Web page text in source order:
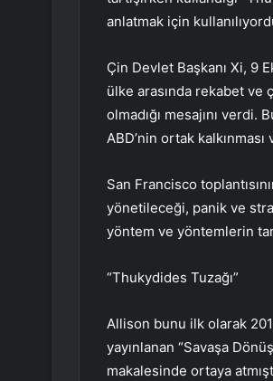
anlatmak için
Çin Devlet Başkanı Xi, 9
ülke arasında rekabet ve
olmadığı mesajını verdi.
ABD’nin ortak
San Francisco
yönetileceği, panik ve
yöntem ve yöntemlerin
“Thukydides Tuzağı”
Allison bunu ilk olarak
yayınlanan “Savaşa
makalesinde ortaya